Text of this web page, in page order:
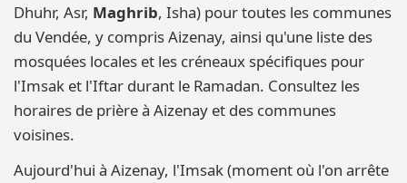
Dhuhr, Asr, Maghrib, Isha) pour toutes les communes
du Vendée, y compris Aizenay, ainsi qu'une liste des
mosquées locales et les créneaux spécifiques pour
l'Imsak et l'Iftar durant le Ramadan. Consultez les
horaires de prière à Aizenay et des communes
voisines.
Aujourd'hui à Aizenay, l'Imsak (moment où l'on arrête